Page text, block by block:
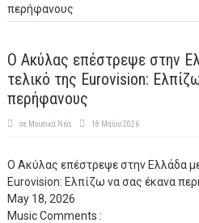
περήφανους
Ο Ακύλας επέστρεψε στην
τελικό της Eurovision:
περήφανους
σε Μουσικά Νέα 18 Μαΐου 2026
Ο Ακύλας επέστρεψε στην Ελλάδα
Eurovision: Ελπίζω να σας έκανα
May 18, 2026
MusicComments :